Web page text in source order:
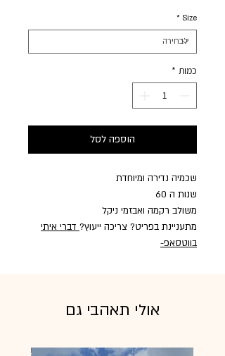
Size
*
כמות *
הוספה לסל
שכמיה נדירה ומיוחדת
שנות ה 60
משולב רקמה ואבזמי ניקל
מתעניינת בפריט? צריכה ייעוץ? דברי איתי
בווטסאפ-
אולי תאהבי גם